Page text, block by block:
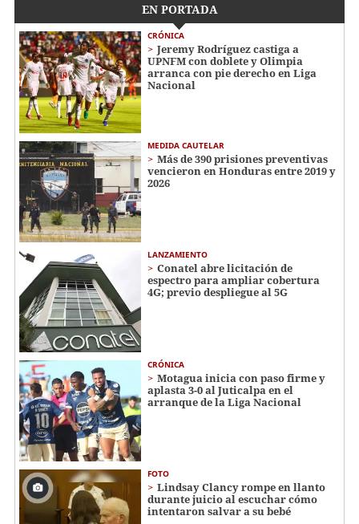
EN PORTADA
CRÓNICA
Jeremy Rodríguez castiga a
UPNFM con doblete y Olimpia
arranca con pie derecho en Liga
Nacional
MEDIDA CAUTELAR
Más de 390 prisiones preventivas
vencieron en Honduras entre 2019 y
2026
LANZAMIENTO
Conatel abre licitación de
espectro para ampliar cobertura
4G; previo despliegue al 5G
CRÓNICA
Motagua inicia con paso firme y
aplasta 3-0 al Juticalpa en el
arranque de la Liga Nacional
FOTO
Lindsay Clancy rompe en llanto
durante juicio al escuchar cómo
intentaron salvar a su bebé